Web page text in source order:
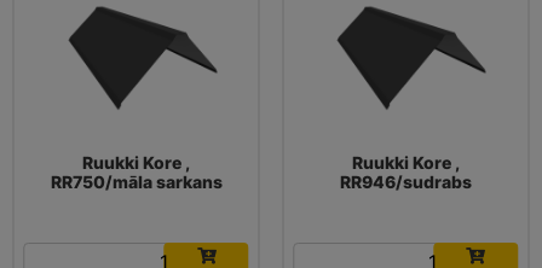
Ruukki Kore ,
RR750/māla sarkans
16.03€
Ruukki Kore ,
RR946/sudrabs
16.03€